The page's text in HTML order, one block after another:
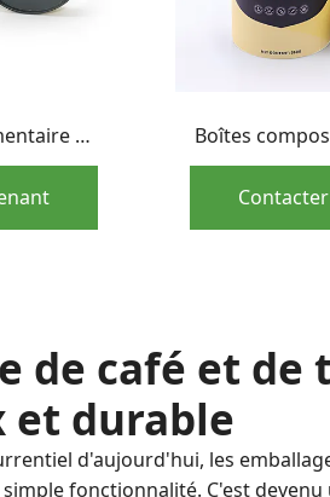
en
papier
Boîtes
de papier
catégorie
de café et de
et durable
d'aujourd'hui, les
fonctionnalité. C'est